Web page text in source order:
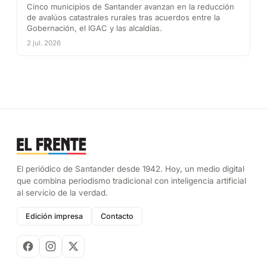
Cinco municipios de Santander avanzan en la reducción
de avalúos catastrales rurales tras acuerdos entre la
Gobernación, el IGAC y las alcaldías.
2 jul. 2026
El periódico de Santander desde 1942. Hoy, un medio digital
que combina periodismo tradicional con inteligencia artificial
al servicio de la verdad.
Edición impresa Contacto